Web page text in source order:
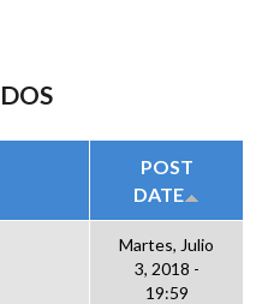
POST
DATE
Martes, Julio
3, 2018 -
19:59